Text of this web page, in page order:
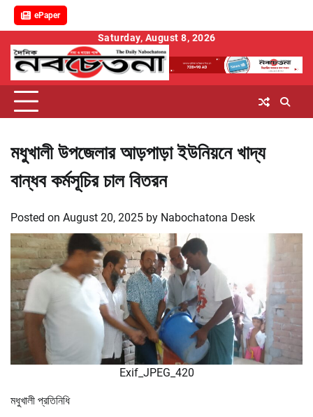
ePaper
content
Saturday, August 8, 2026
মধুখালী উপজেলার আড়পাড়া ইউনিয়নে খাদ্য
বান্ধব কর্মসূচির চাল বিতরন
Posted on August 20, 2025 by Nabochatona Desk
Exif_JPEG_420
মধুখালী প্রতিনিধি